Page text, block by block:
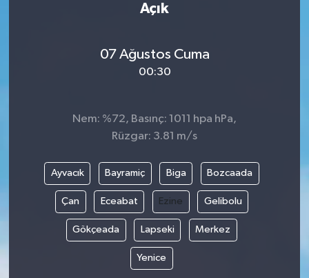
Açık
07 Ağustos Cuma
00:30
Nem: %72, Basınç: 1011 hpa hPa,
Rüzgar: 3.81 m/s
Ayvacık Bayramiç Biga Bozcaada
Çan Eceabat Ezine Gelibolu
Gökçeada Lapseki Merkez
Yenice